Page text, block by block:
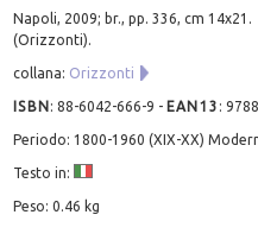
Napoli, 2009; br., pp. 336, cm 14x21.
(Orizzonti).
collana: Orizzonti
ISBN:88-6042-666-9 - EAN13 :
Periodo: 1800-1960 (XIX-XX)
Testo in:
Peso: 0.46 kg